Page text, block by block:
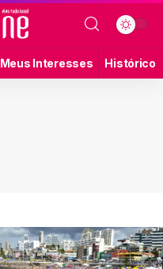
Meus Interesses Histórico